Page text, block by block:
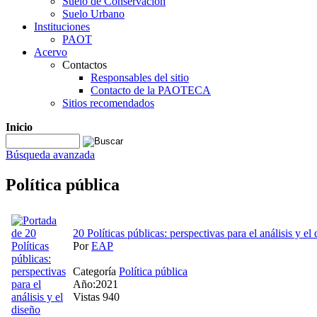
Suelo Urbano
Instituciones
PAOT
Acervo
Contactos
Responsables del sitio
Contacto de la PAOTECA
Sitios recomendados
Inicio
Búsqueda avanzada
Política pública
20 Políticas públicas: perspectivas para el análisis y el
PorEAP
Categoría Política pública
Año:2021
Vistas 940